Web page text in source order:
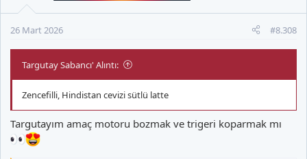
:
26 Mart 2026 #8.308
Targutay Sabancı' Alıntı:
Zencefilli, Hindistan cevizi sütlü latte
Targutayım amaç motoru bozmak ve trigeri koparmak mı